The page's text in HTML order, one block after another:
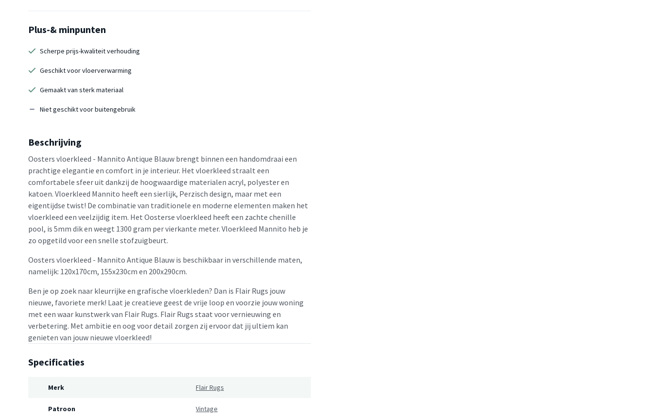
Plus-& minpunten
Scherpe prijs-kwaliteit verhouding
Geschikt voor vloerverwarming
Gemaakt van sterk materiaal
Niet geschikt voor buitengebruik
Beschrijving
Oosters vloerkleed - Mannito Antique Blauw brengt binnen een handomdraai een
prachtige elegantie en comfort in je interieur. Het vloerkleed straalt een
comfortabele sfeer uit dankzij de hoogwaardige materialen acryl, polyester en
katoen. Vloerkleed Mannito heeft een sierlijk, Perzisch design, maar met een
eigentijdse twist! De combinatie van traditionele en moderne elementen maken het
vloerkleed een veelzijdig item. Het Oosterse vloerkleed heeft een zachte chenille
pool, is 5mm dik en weegt 1300 gram per vierkante meter. Vloerkleed Mannito heb je
zo opgetild voor een snelle stofzuigbeurt.
Oosters vloerkleed - Mannito Antique Blauw is beschikbaar in verschillende maten,
namelijk: 120x170cm, 155x230cm en 200x290cm.
Ben je op zoek naar kleurrijke en grafische vloerkleden? Dan is Flair Rugs jouw
nieuwe, favoriete merk! Laat je creatieve geest de vrije loop en voorzie jouw woning
met een waar kunstwerk van Flair Rugs. Flair Rugs staat voor vernieuwing en
verbetering. Met ambitie en oog voor detail zorgen zij ervoor dat jij ultiem kan
genieten van jouw nieuwe vloerkleed!
Specificaties
Merk Flair Rugs
Patroon Vintage